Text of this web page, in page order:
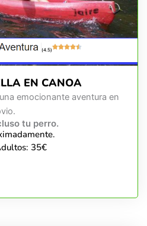
(4.5)
EN CANOA
emocionante aventura en
tu perro.
35€